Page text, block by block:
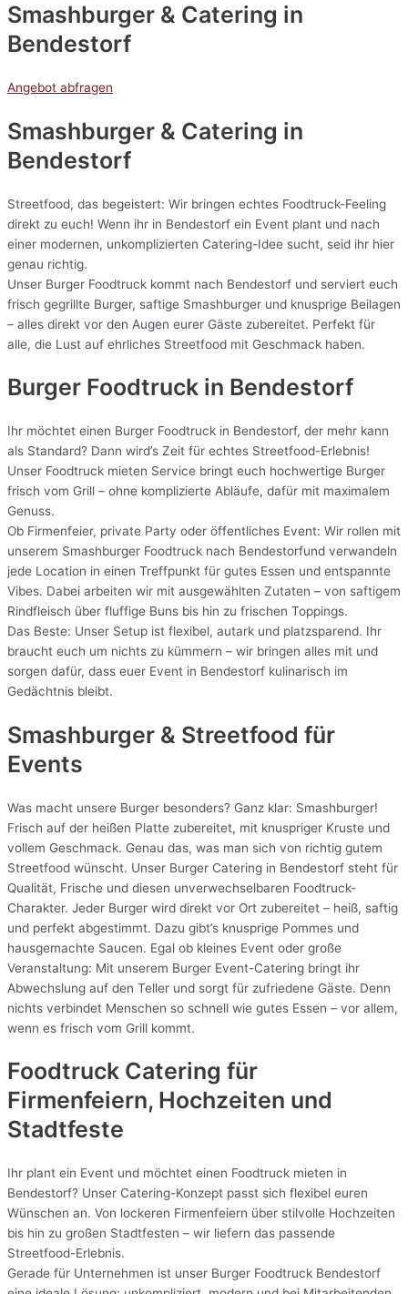
Smashburger & Catering in
Bendestorf
Angebot abfragen
Smashburger & Catering in
Bendestorf
Streetfood, das begeistert: Wir bringen echtes Foodtruck-Feeling
direkt zu euch! Wenn ihr in Bendestorf ein Event plant und nach
einer modernen, unkomplizierten Catering-Idee sucht, seid ihr hier
genau richtig.
Unser Burger Foodtruck kommt nach Bendestorf und serviert euch
frisch gegrillte Burger, saftige Smashburger und knusprige Beilagen
– alles direkt vor den Augen eurer Gäste zubereitet. Perfekt für
alle, die Lust auf ehrliches Streetfood mit Geschmack haben.
Burger Foodtruck in Bendestorf
Ihr möchtet einen Burger Foodtruck in Bendestorf, der mehr kann
als Standard? Dann wird’s Zeit für echtes Streetfood-Erlebnis!
Unser Foodtruck mieten Service bringt euch hochwertige Burger
frisch vom Grill – ohne komplizierte Abläufe, dafür mit maximalem
Genuss.
Ob Firmenfeier, private Party oder öffentliches Event: Wir rollen mit
unserem Smashburger Foodtruck nach Bendestorfund verwandeln
jede Location in einen Treffpunkt für gutes Essen und entspannte
Vibes. Dabei arbeiten wir mit ausgewählten Zutaten – von saftigem
Rindfleisch über fluffige Buns bis hin zu frischen Toppings.
Das Beste: Unser Setup ist flexibel, autark und platzsparend. Ihr
braucht euch um nichts zu kümmern – wir bringen alles mit und
sorgen dafür, dass euer Event in Bendestorf kulinarisch im
Gedächtnis bleibt.
Smashburger & Streetfood für
Events
Was macht unsere Burger besonders? Ganz klar: Smashburger!
Frisch auf der heißen Platte zubereitet, mit knuspriger Kruste und
vollem Geschmack. Genau das, was man sich von richtig gutem
Streetfood wünscht. Unser Burger Catering in Bendestorf steht für
Qualität, Frische und diesen unverwechselbaren Foodtruck-
Charakter. Jeder Burger wird direkt vor Ort zubereitet – heiß, saftig
und perfekt abgestimmt. Dazu gibt’s knusprige Pommes und
hausgemachte Saucen. Egal ob kleines Event oder große
Veranstaltung: Mit unserem Burger Event-Catering bringt ihr
Abwechslung auf den Teller und sorgt für zufriedene Gäste. Denn
nichts verbindet Menschen so schnell wie gutes Essen – vor allem,
wenn es frisch vom Grill kommt.
Foodtruck Catering für
Firmenfeiern, Hochzeiten und
Stadtfeste
Ihr plant ein Event und möchtet einen Foodtruck mieten in
Bendestorf? Unser Catering-Konzept passt sich flexibel euren
Wünschen an. Von lockeren Firmenfeiern über stilvolle Hochzeiten
bis hin zu großen Stadtfesten – wir liefern das passende
Streetfood-Erlebnis.
Gerade für Unternehmen ist unser Burger Foodtruck Bendestorf